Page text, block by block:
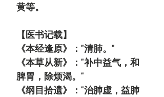
黄等。
【医书记载】
《本经逢原》："清肺。"
《本草从新》："补中益气，和
脾胃，除烦渴。"
《纲目拾遗》："治肺虚，益肺